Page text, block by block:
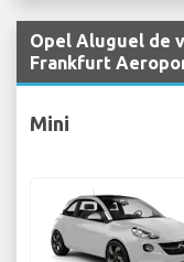
Opel Aluguel de
Frankfurt
Mini